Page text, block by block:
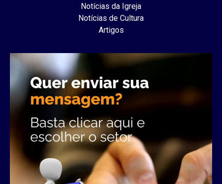
Notícias da Igreja
Notícias de Cultura
Artigos